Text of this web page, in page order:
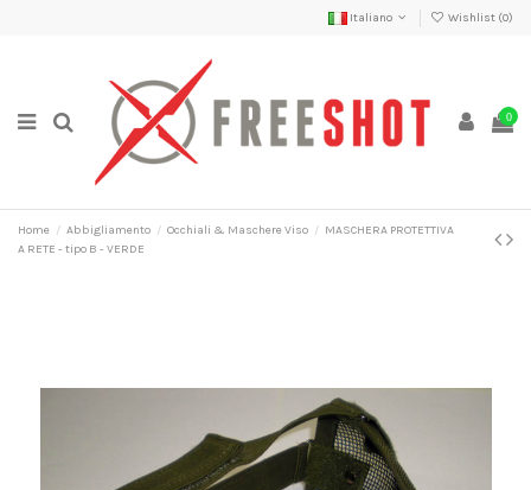
Italiano Wishlist (0)
0
Home Abbigliamento Occhiali & Maschere Viso
MASCHERA PROTETTIVA
A RETE - tipo B - VERDE